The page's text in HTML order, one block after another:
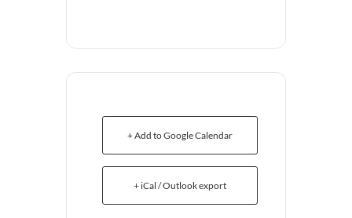
+ Add to Google Calendar
+ iCal / Outlook export